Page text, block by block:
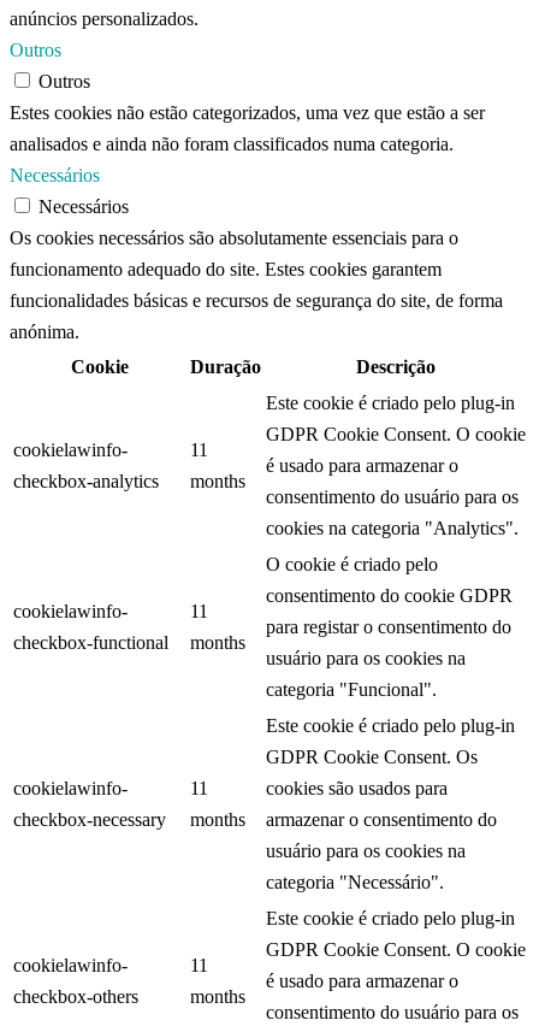
anúncios personalizados.
Outros
Outros
Estes cookies não estão categorizados, uma vez que estão a ser
analisados ​​e ainda não foram classificados numa categoria.
Necessários
Necessários
Os cookies necessários são absolutamente essenciais para o
funcionamento adequado do site. Estes cookies garantem
funcionalidades básicas e recursos de segurança do site, de forma
anónima.
Cookie
Duração Descrição
cookielawinfo-
checkbox-analytics
11
months
Este cookie é criado pelo plug-in
GDPR Cookie Consent. O cookie
é usado para armazenar o
consentimento do usuário para os
cookies na categoria "Analytics".
cookielawinfo-
checkbox-functional
11
months
O cookie é criado pelo
consentimento do cookie GDPR
para registar o consentimento do
usuário para os cookies na
categoria "Funcional".
cookielawinfo-
checkbox-necessary
11
months
Este cookie é criado pelo plug-in
GDPR Cookie Consent. Os
cookies são usados ​​para
armazenar o consentimento do
usuário para os cookies na
categoria "Necessário".
cookielawinfo-
checkbox-others
11
months
Este cookie é criado pelo plug-in
GDPR Cookie Consent. O cookie
é usado para armazenar o
consentimento do usuário para os